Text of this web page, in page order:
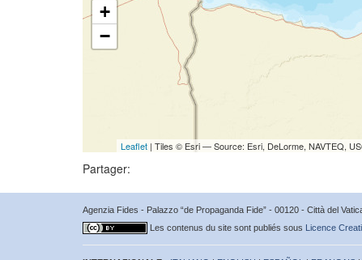
+
−
Leaflet| Tiles © Esri — Source: Esri, DeLorme, NAVTEQ,
Partager:
Agenzia Fides - Palazzo “de Propaganda Fide” - 00120 - Città del
Les contenus du site sont publiés sous Licence